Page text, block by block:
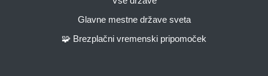
Glavne mestne države sveta
🧩 Brezplačni vremenski pripomoček